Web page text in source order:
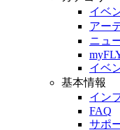
イベ
アー
ニュ
イベ
基本情報
イン
FAQ
サポ